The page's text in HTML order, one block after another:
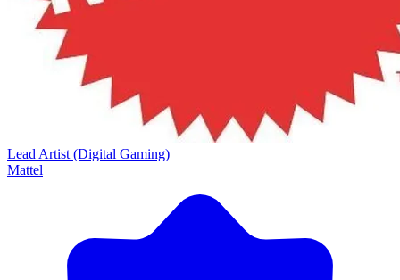
Lead Artist (Digital Gaming)
Mattel